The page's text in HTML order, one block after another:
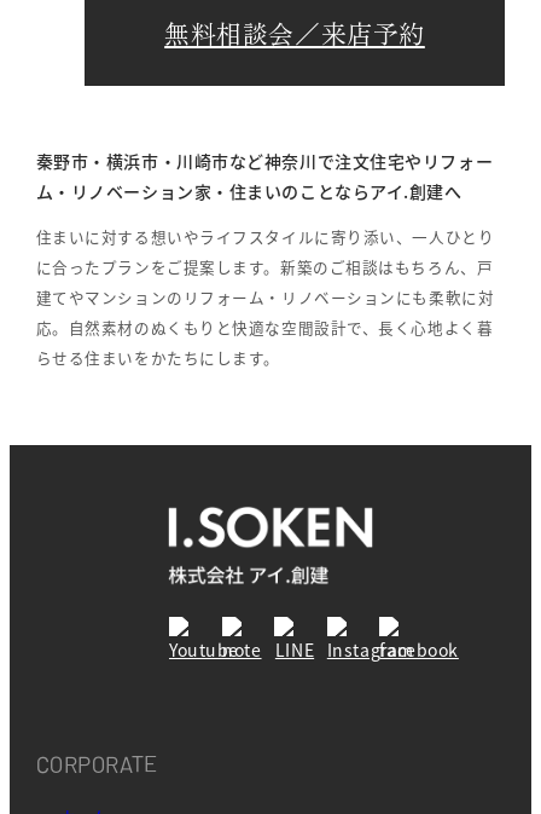
無料相談会／来店予約
秦野市・横浜市・川崎市など神奈川で注文住宅やリフォー
ム・リノベーション家・住まいのことならアイ.創建へ
住まいに対する想いやライフスタイルに寄り添い、一人ひとり
に合ったプランをご提案します。新築のご相談はもちろん、戸
建てやマンションのリフォーム・リノベーションにも柔軟に対
応。自然素材のぬくもりと快適な空間設計で、長く心地よく暮
らせる住まいをかたちにします。
CORPORATE